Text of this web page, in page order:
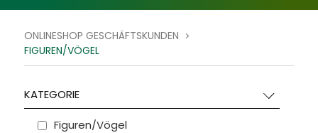
ONLINESHOP GESCHÄFTSKUNDEN
FIGUREN/VÖGEL
KATEGORIE
Figuren/Vögel